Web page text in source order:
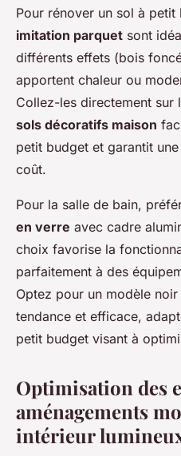
Pour rénover un sol à petit
imitation parquet sont
différents effets (bois
apportent chaleur ou
Collez-les directement sur
sols décoratifs maison
petit budget et garantit
coût.
Pour la salle de bain,
en verre avec cadre
choix favorise la
parfaitement à des
Optez pour un modèle
tendance et efficace,
petit budget visant à
Optimisation des
aménagements
intérieur